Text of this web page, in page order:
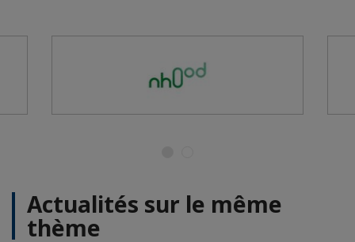
Actualités sur le même
thème